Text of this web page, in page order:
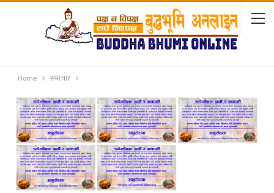
Home समाचार